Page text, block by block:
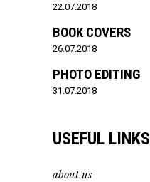
22.07.2018
BOOK COVERS
26.07.2018
PHOTO EDITING
31.07.2018
USEFUL LINKS
about us